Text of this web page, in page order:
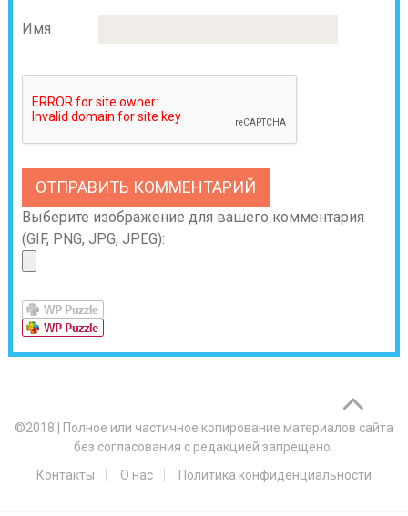
Имя
Выберите изображение для вашего комментария
(GIF, PNG, JPG, JPEG):
©2018
Полное или частичное копирование материалов сайта
без согласования с редакцией запрещено.
Контакты
О нас Политика конфиденциальности